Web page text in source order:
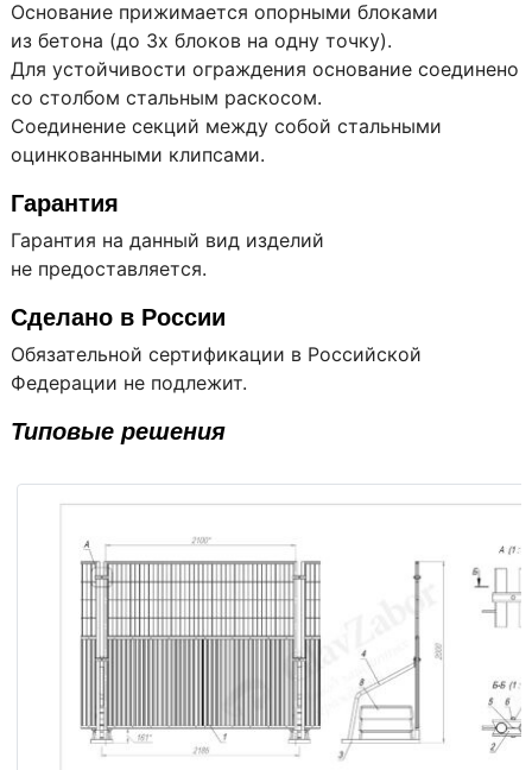
Основание прижимается опорными блоками
из бетона (до 3х блоков на одну точку).
Для устойчивости ограждения основание соединено
со столбом стальным раскосом.
Соединение секций между собой стальными
оцинкованными клипсами.
Гарантия
Гарантия на данный вид изделий
не предоставляется.
Сделано в России
Обязательной сертификации в Российской
Федерации не подлежит.
Типовые решения